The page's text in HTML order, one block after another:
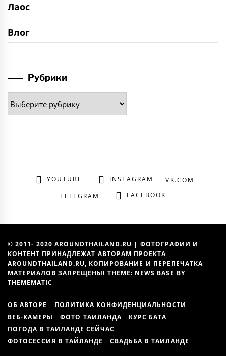
Лаос
Влог
Рубрики
Рубрики
YOUTUBE INSTAGRAM
VK.COM
TELEGRAM
FACEBOOK
© 2011- 2020 AROUNDTHAILAND.RU | ФОТОГРАФИИ И
КОНТЕНТ ПРИНАДЛЕЖАТ АВТОРАМ ПРОЕКТА
AROUNDTHAILAND.RU, КОПИРОВАНИЕ И ПЕРЕПЕЧАТКА
МАТЕРИАЛОВ ЗАПРЕЩЕНЫ! THEME: NEWS BASE BY
THEMEMATIC
ОБ АВТОРЕ
ПОЛИТИКА КОНФИДЕНЦИАЛЬНОСТИ
ВЕБ-КАМЕРЫ
ФОТО ТАИЛАНДА
КУРС БАТА
ПОГОДА В ТАИЛАНДЕ СЕЙЧАС
ФОТОСЕССИЯ В ТАЙЛАНДЕ
СВАДЬБА В ТАИЛАНДЕ